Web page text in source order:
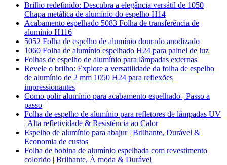
Brilho redefinido: Descubra a elegância versátil de 1050
Chapa metálica de alumínio do espelho H14
Acabamento espelhado 5083 Folha de transferência de
alumínio H116
5052 Folha de espelho de alumínio dourado anodizado
1060 Folha de alumínio espelhado H24 para painel de luz
Folhas de espelho de alumínio para lâmpadas externas
Revele o brilho: Explore a versatilidade da folha de espelho
de alumínio de 2 mm 1050 H24 para reflexões
impressionantes
Como polir alumínio para acabamento espelhado | Passo a
passo
Folha de espelho de alumínio para refletores de lâmpadas UV
| Alta refletividade & Resistência ao Calor
Espelho de alumínio para abajur | Brilhante, Durável &
Economia de custos
Folha de bobina de alumínio espelhada com revestimento
colorido | Brilhante, À moda & Durável